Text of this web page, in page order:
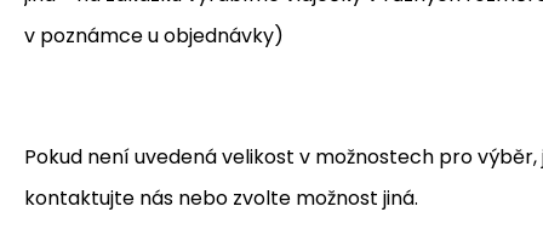
v poznámce u objednávky)
Pokud není uvedená velikost v možnostech pro výběr,
kontaktujte nás nebo zvolte možnost jiná.